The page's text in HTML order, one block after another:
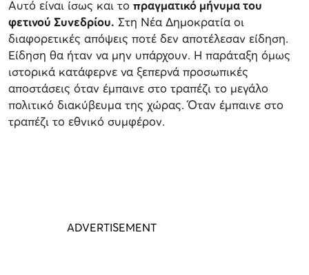
Αυτό είναι ίσως και το πραγματικό μήνυμα του
φετινού Συνεδρίου. Στη Νέα Δημοκρατία οι
διαφορετικές απόψεις ποτέ δεν αποτέλεσαν είδηση.
Είδηση θα ήταν να μην υπάρχουν. Η παράταξη όμως
ιστορικά κατάφερνε να ξεπερνά προσωπικές
αποστάσεις όταν έμπαινε στο τραπέζι το μεγάλο
πολιτικό διακύβευμα της χώρας. Όταν έμπαινε στο
τραπέζι το εθνικό συμφέρον.